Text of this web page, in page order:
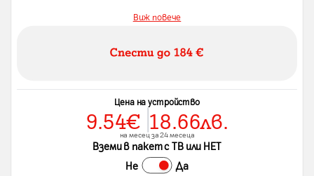
Виж повече
Цена на устройство
9.54€ 18.66лв.
на месец за 24 месеца
Вземи в пакет с ТВ или НЕТ
Не Да